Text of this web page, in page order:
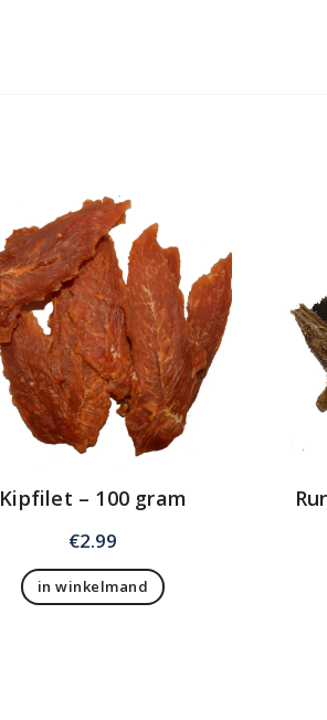
Kipfilet – 100 gram
€2.99
in winkelmand